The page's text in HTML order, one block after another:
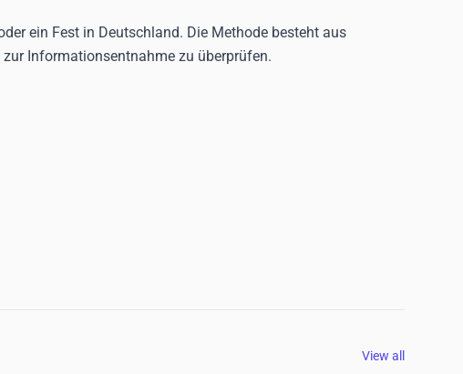
ein Fest in Deutschland. Die Methode besteht aus
Informationsentnahme zu überprüfen.
View all